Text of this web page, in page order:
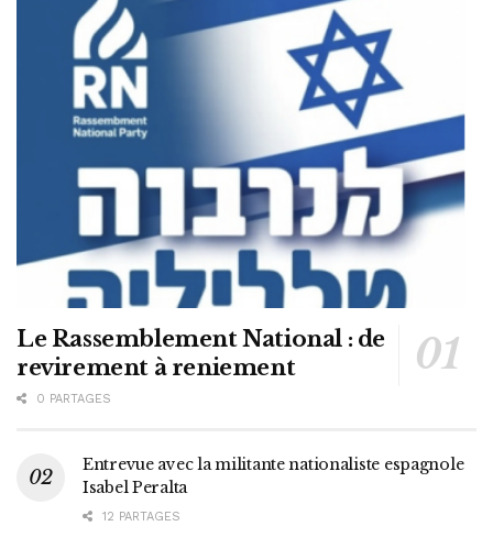
Le Rassemblement National : de
revirement à reniement
0 PARTAGES
Entrevue avec la militante nationaliste espagnole
Isabel Peralta
12 PARTAGES